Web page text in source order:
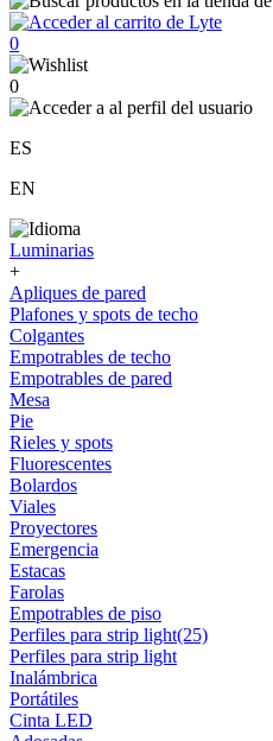
0
0
ES
EN
Luminarias
+
Apliques de pared
Plafones y spots de techo
Colgantes
Empotrables de techo
Empotrables de pared
Mesa
Pie
Rieles y spots
Fluorescentes
Bolardos
Viales
Proyectores
Emergencia
Estacas
Farolas
Empotrables de piso
Perfiles para strip light(25)
Perfiles para strip light
Inalámbrica
Portátiles
Cinta LED